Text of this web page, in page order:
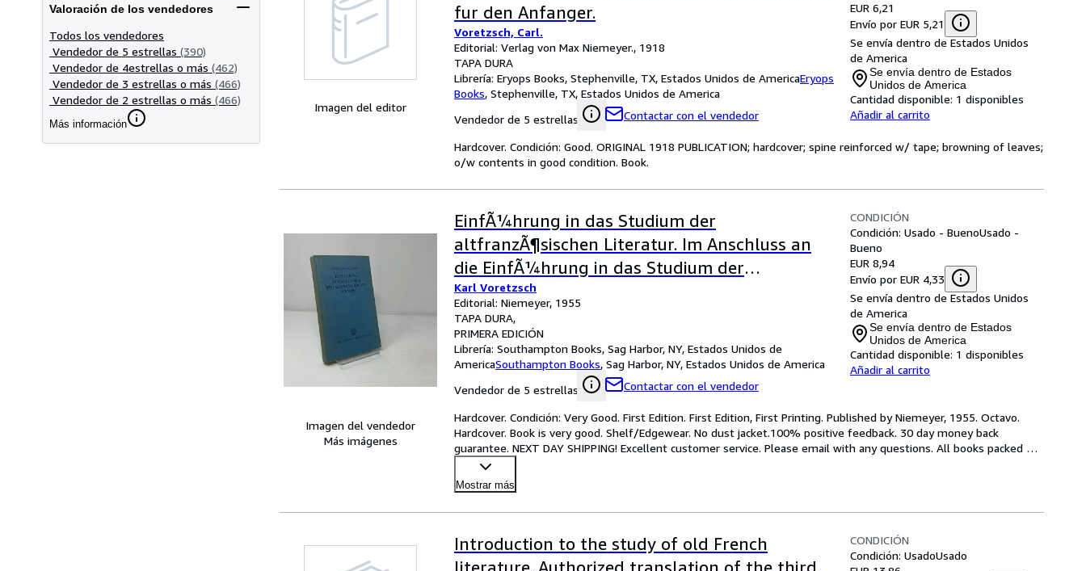
Valoración de los vendedores
Todos los vendedores
Vendedor de 5 estrellas (390)
Vendedor de 4estrellas o más (462)
Vendedor de 3 estrellas o más (466)
Vendedor de 2 estrellas o más (466)
Más información
Imagen del editor
fur den Anfanger.
Voretzsch, Carl.
Editorial: Verlag von Max Niemeyer., 1918
TAPA DURA
Librería: Eryops Books, Stephenville, TX, Estados Unidos de AmericaEryops
Books, Stephenville, TX, Estados Unidos de America
Vendedor de 5 estrellas
Contactar con el vendedor
EUR 6,21
Envío por EUR 5,21
Se envía dentro de Estados Unidos
de America
Se envía dentro de Estados
Unidos de America
Cantidad disponible: 1 disponibles
Añadir al carrito
Hardcover. Condición: Good. ORIGINAL 1918 PUBLICATION; hardcover; spine reinforced w/ tape; browning of leaves;
o/w contents in good condition. Book.
Imagen del vendedor
Más imágenes
EinfÃ¼hrung in das Studium der
altfranzÃ¶sischen Literatur. Im Anschluss an
die EinfÃ¼hrung in das Studium der
altfranzÃ¶sischen Sprache
Karl Voretzsch
Editorial: Niemeyer, 1955
TAPA DURA
PRIMERA EDICIÓN
Librería: Southampton Books, Sag Harbor, NY, Estados Unidos de
AmericaSouthampton Books, Sag Harbor, NY, Estados Unidos de America
Vendedor de 5 estrellas
Contactar con el vendedor
CONDICIÓN
Condición: Usado - BuenoUsado -
Bueno
EUR 8,94
Envío por EUR 4,33
Se envía dentro de Estados Unidos
de America
Se envía dentro de Estados
Unidos de America
Cantidad disponible: 1 disponibles
Añadir al carrito
Hardcover. Condición: Very Good. First Edition. First Edition, First Printing. Published by Niemeyer, 1955. Octavo.
Hardcover. Book is very good. Shelf/Edgewear. No dust jacket.100% positive feedback. 30 day money back
guarantee. NEXT DAY SHIPPING! Excellent customer service. Please email with any questions. All books packed
…
Mostrar más
Introduction to the study of old French
CONDICIÓN
Condición: UsadoUsado